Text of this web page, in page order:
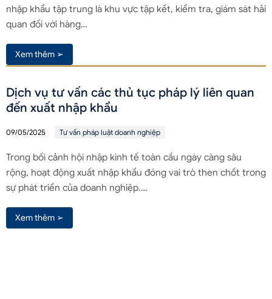
nhập khẩu tập trung là khu vực tập kết, kiểm tra, giám sát hải
quan đối với hàng…
Xem thêm ➢
Dịch vụ tư vấn các thủ tục pháp lý liên quan
đến xuất nhập khẩu
09/05/2025 Tư vấn pháp luật doanh nghiệp
Trong bối cảnh hội nhập kinh tế toàn cầu ngày càng sâu
rộng, hoạt động xuất nhập khẩu đóng vai trò then chốt trong
sự phát triển của doanh nghiệp.…
Xem thêm ➢